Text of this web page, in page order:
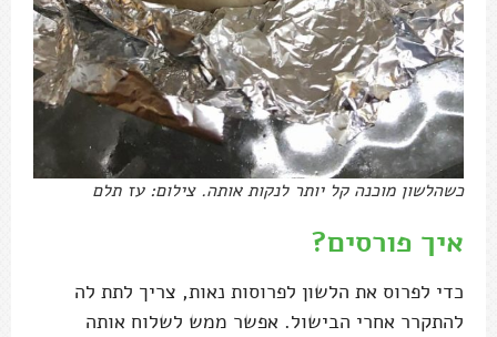
כשהלשון מוכנה קל יותר לנקות אותה. צילום: עז תלם
איך פורסים?
כדי לפרוס את הלשון לפרוסות נאות, צריך לתת לה
להתקרר אחרי הבישול. אפשר ממש לשלוח אותה